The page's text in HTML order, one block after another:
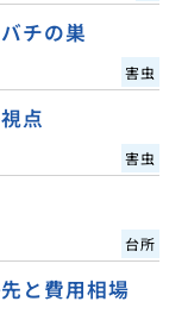
チの巣
害虫
点
害虫
台所
と費用相場